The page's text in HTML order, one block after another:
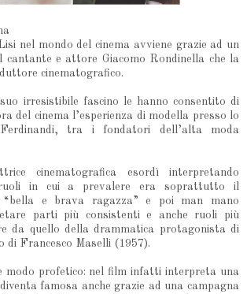
nel mondo del cinema avviene grazie ad un
cantante e attore Giacomo Rondinella che la
cinematografico.
irresistibile fascino le hanno consentito di
del cinema l’esperienza di modella presso lo
tra i fondatori dell’alta moda
cinematografica esordì interpretando
ruoli in cui a prevalere era soprattutto il
“bella e brava ragazza” e poi man mano
parti più consistenti e anche ruoli più
da quello della drammatica protagonista di
di Francesco Maselli (1957).
modo profetico: nel film infatti interpreta una
famosa anche grazie ad una campagna